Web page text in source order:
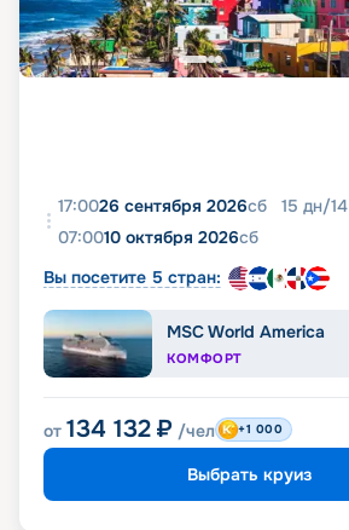
17:0026 сентября 2026сб 15 дн/14
07:0010 октября 2026сб
Вы посетите 5 стран:
MSC World America
КОМФОРТ
от 134 132 ₽ /чел +1 000
Выбрать круиз